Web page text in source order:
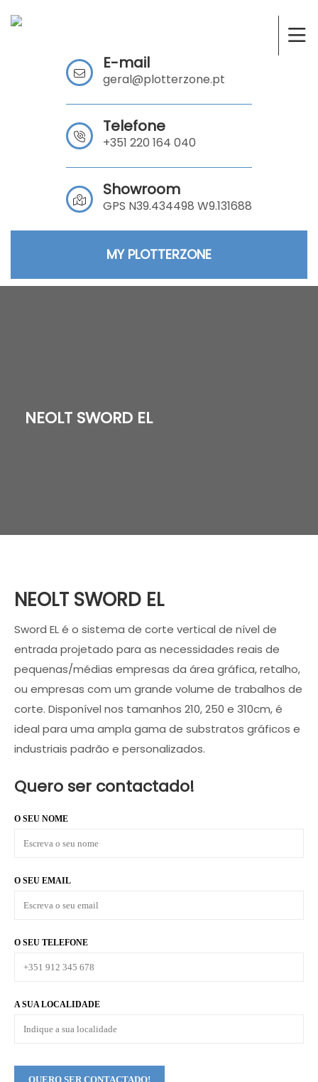
E-mail
geral@plotterzone.pt
Telefone
+351 220 164 040
Showroom
GPS N39.434498 W9.131688
MY PLOTTERZONE
NEOLT SWORD EL
NEOLT SWORD EL
Sword EL é o sistema de corte vertical de nível de
entrada projetado para as necessidades reais de
pequenas/médias empresas da área gráfica, retalho,
ou empresas com um grande volume de trabalhos de
corte. Disponível nos tamanhos 210, 250 e 310cm, é
ideal para uma ampla gama de substratos gráficos e
industriais padrão e personalizados.
Quero ser contactado!
O SEU NOME
O SEU EMAIL
O SEU TELEFONE
A SUA LOCALIDADE